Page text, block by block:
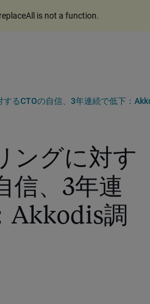
is not a function.
ングに対す
信、3年連
Akkodis調